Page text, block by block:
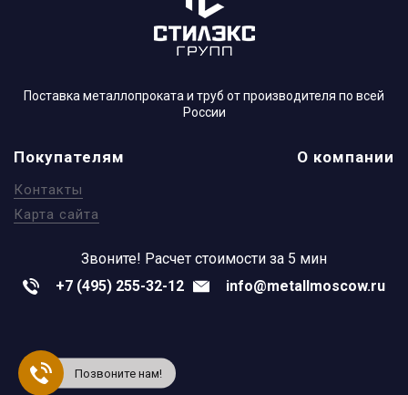
Поставка металлопроката и труб от производителя по всей
России
Покупателям
Контакты
Карта сайта
О компании
Звоните! Расчет стоимости за 5 мин
+7 (495) 255-32-12
info@metallmoscow.ru
Позвоните нам!